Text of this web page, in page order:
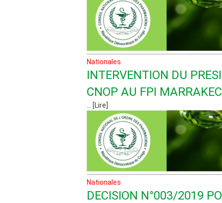
Nationales
INTERVENTION DU
CNOP AU FPI
... [Lire]
Nationales
DECISION N°003/2019